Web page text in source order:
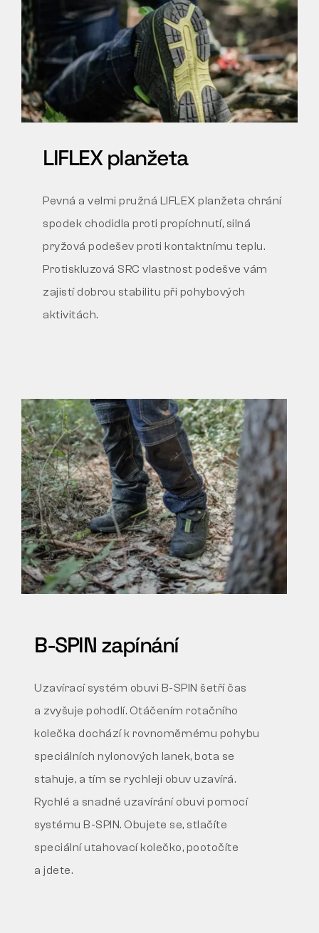
LIFLEX planžeta
Pevná a velmi pružná LIFLEX planžeta chrání
spodek chodidla proti propíchnutí, silná
pryžová podešev proti kontaktnímu teplu.
Protiskluzová SRC vlastnost podešve vám
zajistí dobrou stabilitu při pohybových
aktivitách.
B-SPIN zapínání
Uzavírací systém obuvi B-SPIN šetří čas
a zvyšuje pohodlí. Otáčením rotačního
kolečka dochází k rovnoměrnému pohybu
speciálních nylonových lanek, bota se
stahuje, a tím se rychleji obuv uzavírá.
Rychlé a snadné uzavírání obuvi pomocí
systému B-SPIN. Obujete se, stlačíte
speciální utahovací kolečko, pootočíte
a jdete.